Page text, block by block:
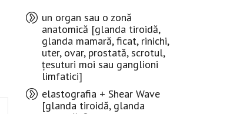
un organ sau o zonă
anatomică [glanda tiroidă,
glanda mamară, ficat, rinichi,
uter, ovar, prostată, scrotul,
țesuturi moi sau ganglioni
limfatici]
elastografia + Shear Wave
[glanda tiroidă, glanda